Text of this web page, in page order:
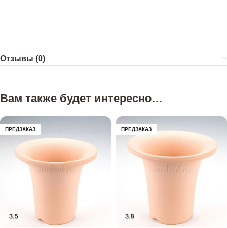
Отзывы (0)
Вам также будет интересно…
ПРЕДЗАКАЗ ПРЕДЗАКАЗ